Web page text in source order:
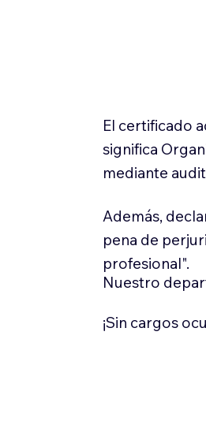
El certificado
significa
mediante
Además,
pena de
profesional".
Nuestro
¡Sin cargos